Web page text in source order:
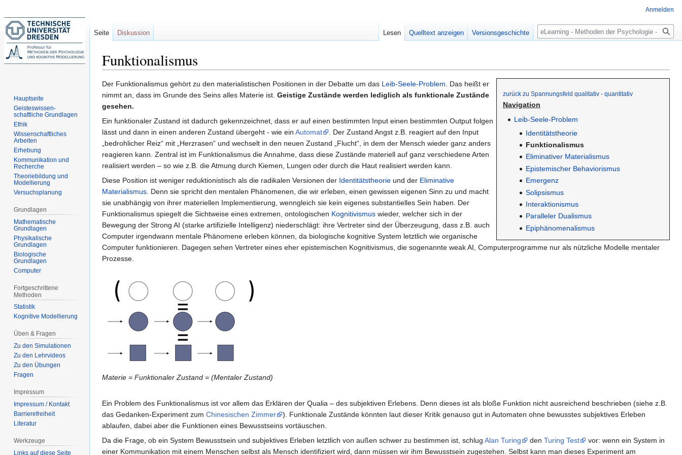
Funktionalismus
Zur
Navigation
springen
Zur
Suche
springen
zurück zu Spannungsfeld qualitativ - quantitativ
Navigation
Leib-Seele-Problem
Identitätstheorie
Funktionalismus
Eliminativer Materialismus
Epistemischer Behaviorismus
Emergenz
Solipsismus
Interaktionismus
Paralleler Dualismus
Epiphänomenalismus
Der Funktionalismus gehört zu den materialistischen Positionen in der Debatte um das Leib-Seele-Problem. Das heißt er
nimmt an, dass im Grunde des Seins alles Materie ist. Geistige Zustände werden lediglich als funktionale Zustände
gesehen.
Ein funktionaler Zustand ist dadurch gekennzeichnet, dass er auf einen bestimmten Input einen bestimmten Output folgen
lässt und dann in einen anderen Zustand übergeht - wie ein Automat
. Der Zustand Angst z.B. reagiert auf den Input
„bedrohlicher Reiz“ mit „Herzrasen“ und wechselt in den neuen Zustand „Flucht“, in dem der Mensch wieder ganz anders
reagieren kann. Zentral ist im Funktionalismus die Annahme, dass diese Zustände materiell auf ganz verschiedene Arten
realisiert werden – so wie z.B. die Atmung durch Kiemen, Lungen oder durch die Haut realisiert werden kann.
Diese Position ist weniger reduktionistisch als die radikalen Versionen der Identitätstheorie und der Eliminative
Materialismus. Denn sie spricht den mentalen Phänomenen, die wir erleben, einen gewissen eigenen Sinn zu und macht
sie unabhängig von ihrer materiellen Implementierung, wenngleich sie kein eigenes substantielles Sein haben. Der
Funktionalismus spiegelt die Sichtweise eines extremen, ontologischen Kognitivismus wieder, welcher sich in der
Bewegung der Strong AI (starke artifizielle Intelligenz) niederschlägt: ihre Vertreter sind der Überzeugung, dass z.B. auch
Computer irgendwann mentale Phänomene erleben können, da biologische kognitive System letztlich wie organische
Computer funktionieren. Dagegen sehen Vertreter eines eher epistemischen Kognitivismus, die sogenannte weak AI, Computerprogramme nur als nützliche Modelle mentaler
Prozesse.
Materie = Funktionaler Zustand = (Mentaler Zustand)
Ein Problem des Funktionalismus ist vor allem das Erklären der Qualia – des subjektiven Erlebens. Denn dieses ist als bloße Funktion nicht ausreichend beschrieben (siehe z.B.
das Gedanken-Experiment zum Chinesischen Zimmer
). Funktionale Zustände könnten laut dieser Kritik genauso gut in Automaten ohne bewusstes subjektives Erleben
ablaufen, dabei aber die Funktionen eines Bewusstseins vortäuschen.
Da die Frage, ob ein System Bewusstsein und subjektives Erleben letztlich von außen schwer zu bestimmen ist, schlug Alan Turing den Turing Test
vor: wenn ein System in
einer Kommunikation mit einem Menschen selbst als Mensch identifiziert wird, dann müssen wir ihm Bewusstsein zugestehen. Selbst kann man dieses Experiment am
Anmelden
Seite Diskussion Lesen Quelltext anzeigen Versionsgeschichte Suche
Hauptseite
Geisteswissen-
schaftliche Grundlagen
Ethik
Wissenschaftliches
Arbeiten
Erhebung
Kommunikation und
Recherche
Theoriebildung und
Modellierung
Versuchsplanung
Grundlagen
Mathematische
Grundlagen
Physikalische
Grundlagen
Biologische
Grundlagen
Computer
Fortgeschrittene
Methoden
Statistik
Kognitive Modellierung
Üben & Fragen
Zu den Simulationen
Zu den Lehrvideos
Zu den Übungen
Fragen
Impressum
Impressum / Kontakt
Barrierefreiheit
Literatur
Werkzeuge
Links auf diese Seite